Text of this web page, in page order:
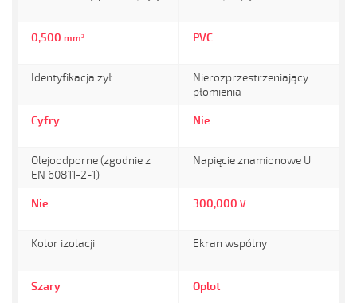
0,500 mm² PVC
Identyfikacja żył
Cyfry
Nierozprzestrzeniający
płomienia
Nie
Olejoodporne (zgodnie z
EN 60811-2-1)
Nie
Napięcie znamionowe U
300,000 V
Kolor izolacji
Szary
Ekran wspólny
Oplot